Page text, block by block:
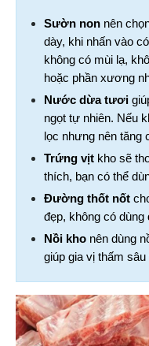
Sườn non nên
dày, khi nhấn vào
không có mùi lạ,
hoặc phần xương
Nước dừa tươi
ngọt tự nhiên. Nếu
lọc nhưng nên tăng
Trứng vịt kho sẽ
thích, bạn có thể
Đường thốt nốt
đẹp, không có
Nồi kho nên dùng
giúp gia vị thấm